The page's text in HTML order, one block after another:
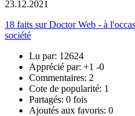
23.12.2021
18 faits sur Doctor Web - à
société
Lu par: 12624
Apprécié par: +1 -0
Commentaires: 2
Cote de popularité: 1
Partagés: 0 fois
Ajoutés aux favoris: 0